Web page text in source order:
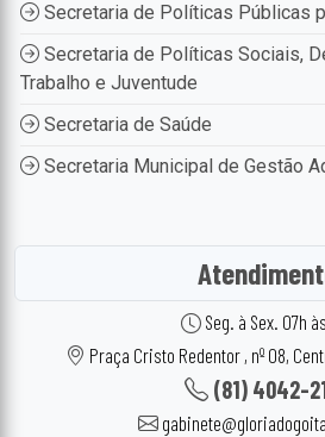
Secretaria de Políticas Públicas
Secretaria de Políticas Sociais,
Trabalho e Juventude
Secretaria de Saúde
Secretaria Municipal de Gestão
Seg. à Sex. 07h
Praça Cristo Redentor , nº 08,
(81) 4042-